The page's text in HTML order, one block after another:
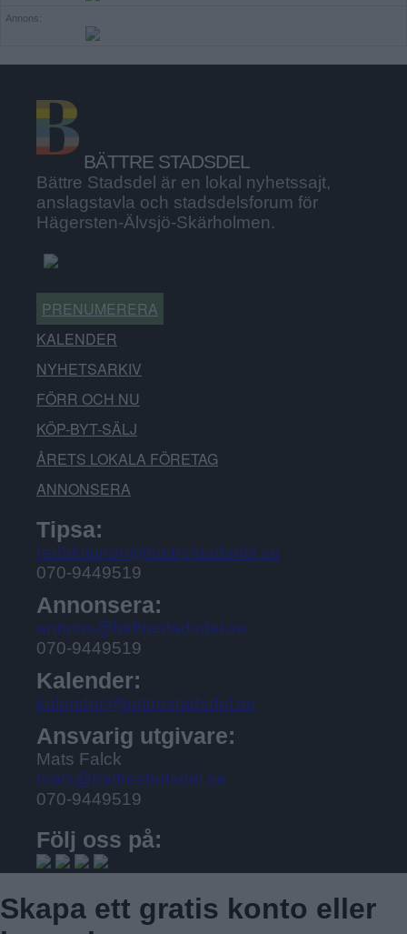
Annons:
BÄTTRE STADSDEL
Bättre Stadsdel är en lokal nyhetssajt,
anslagstavla och stadsdelsforum för
Hägersten-Älvsjö-Skärholmen.
PRENUMERERA
KALENDER
NYHETSARKIV
FÖRR OCH NU
KÖP-BYT-SÄLJ
ÅRETS LOKALA FÖRETAG
ANNONSERA
Tipsa:
redaktionen@battrestadsdel.se
070-9449519
Annonsera:
annons@battrestadsdel.se
070-9449519
Kalender:
kalender@battrestadsdel.se
Ansvarig utgivare:
Mats Falck
mats@battrestadsdel.se
070-9449519
Följ oss på:
Skapa ett gratis konto eller